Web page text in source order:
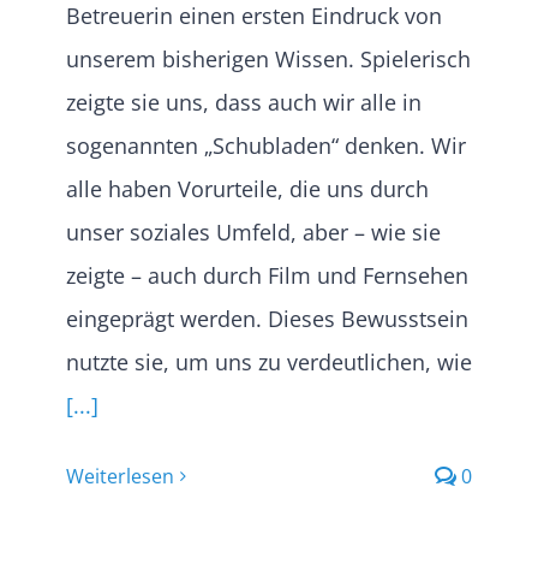
Betreuerin einen ersten Eindruck von
unserem bisherigen Wissen. Spielerisch
zeigte sie uns, dass auch wir alle in
sogenannten „Schubladen“ denken. Wir
alle haben Vorurteile, die uns durch
unser soziales Umfeld, aber – wie sie
zeigte – auch durch Film und Fernsehen
eingeprägt werden. Dieses Bewusstsein
nutzte sie, um uns zu verdeutlichen, wie
[...]
Weiterlesen 0